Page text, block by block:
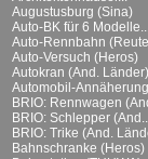
Augustusburg (Sina)
Auto-BK für 6
Auto-Rennbahn
Auto-Versuch (Heros)
Autokran (And. Länder)
Automobil-
BRIO: Rennwagen
BRIO: Schlepper
BRIO: Trike (And.
Bahnschranke (Heros)